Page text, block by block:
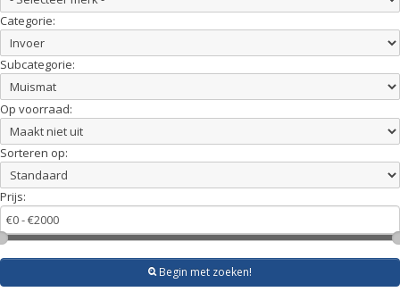
Categorie:
Subcategorie:
Op voorraad:
Sorteren op:
Prijs:
Begin met zoeken!